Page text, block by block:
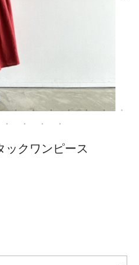
ックワンピース